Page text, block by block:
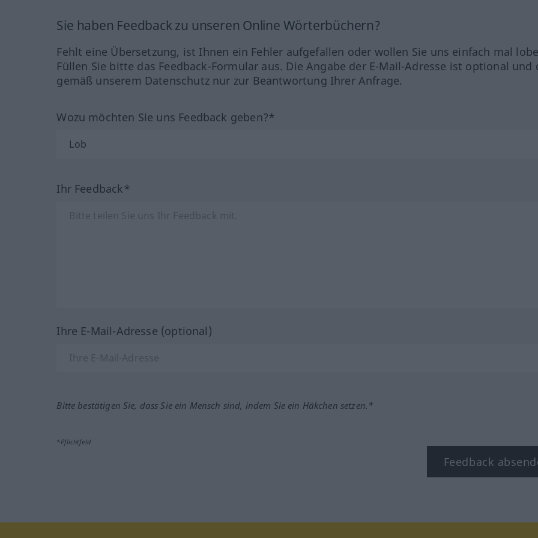
Sie haben Feedback zu unseren Online Wörterbüchern?
Fehlt eine Übersetzung, ist Ihnen ein Fehler aufgefallen oder wollen Sie uns einfach mal
Füllen Sie bitte das Feedback-Formular aus. Die Angabe der E-Mail-Adresse ist optional und
gemäß unserem Datenschutz nur zur Beantwortung Ihrer Anfrage.
Wozu möchten Sie uns Feedback geben?*
Ihr Feedback*
Ihre E-Mail-Adresse (optional)
Bitte bestätigen Sie, dass Sie ein Mensch sind, indem Sie ein Häkchen setzen.*
*Pflichtfeld
Feedback